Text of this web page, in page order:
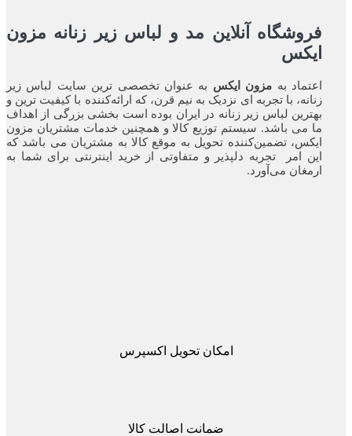
فروشگاه آنلاین مد و لباس زیر زنانه مزون
ایکس
اعتماد بهمزون ایکس به عنوان تخصصی ترین سایت لباس زیر
زنانه، با تجربه ای نزدیک به نیم قرن، که ارائه‌کننده با کیفیت ترین و
بهترین لباس زیر زنانه در ایران بوده ‌است بخشی بزرگی از اهداف
ما می باشد. سیستم توزیع کالا و همچنین خدمات مشتریان مزون
ایکس، تضمین‌کننده‌ تحویل به موقع کالا به مشتریان می باشد که
این امر تجربه‌ دلپذیر و متفاوتی از خرید اینترنتی برای شما به
ارمغان می‌آورد.
امکان تحویل اکسپرس
ضمانت اصالت کالا